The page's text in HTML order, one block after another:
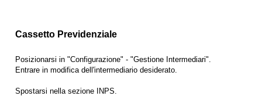
Cassetto Previdenziale
Posizionarsi in "Configurazione" - "Gestione Intermediari".
Entrare in modifica dell'intermediario desiderato.
Spostarsi nella sezione INPS.